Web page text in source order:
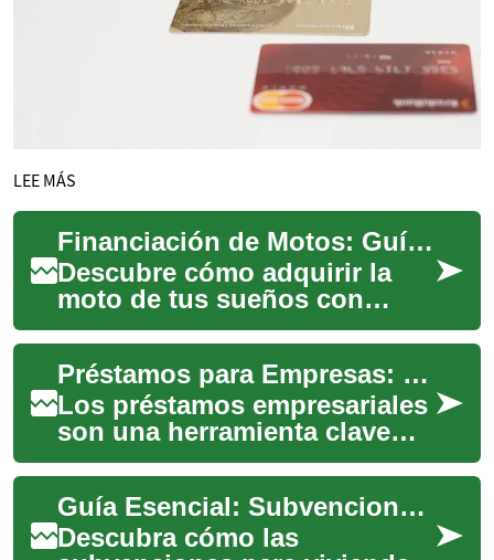
LEE MÁS
Financiación de Motos: Guía Esencial para Compradores
Descubre cómo adquirir la
moto de tus sueños con
opciones de financiación
flexibles. Esta guía completa
te llevará a ...
Préstamos para Empresas: Guía Esencial para Emprendedores
Los préstamos empresariales
son una herramienta clave
para impulsar y consolidar
negocios. Esta guía explica
las moda...
Guía Esencial: Subvenciones para Vivienda Asequible
Descubra cómo las